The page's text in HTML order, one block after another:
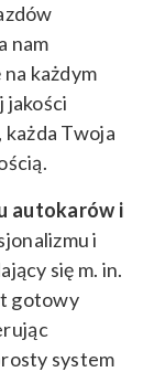
nam
każdym
jakości
każda Twoja
autokarów i
i
się m. in.
gotowy
system